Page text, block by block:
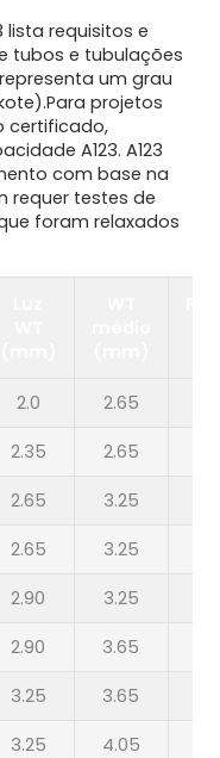
lista requisitos e
tubos e tubulações
um grau
projetos
certificado,
A123. A123
com base na
requer testes de
foram relaxados
2.0 2.65
2.35 2.65
2.65 3.25
2.65 3.25
2.90 3.25
2.90 3.65
3.25 3.65
3.25 4.05